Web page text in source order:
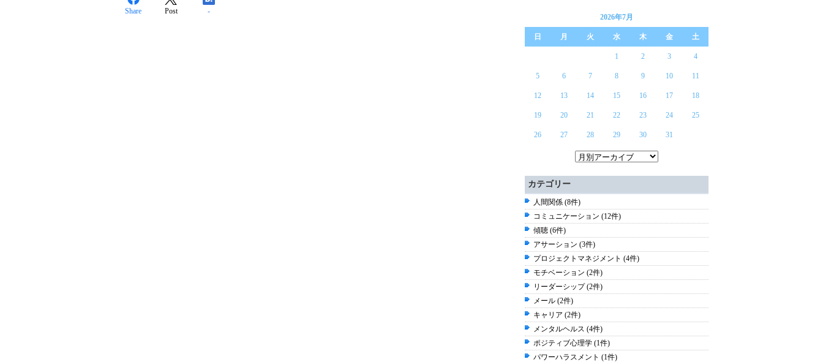
Share Post -
2026年7月
日 月 火 水 木 金 土
1 2 3 4
5 6 7 8 9 10 11
12 13 14 15 16 17 18
19 20 21 22 23 24 25
26 27 28 29 30 31
カテゴリー
人間関係 (8件)
コミュニケーション (12件)
傾聴 (6件)
アサーション (3件)
プロジェクトマネジメント (4件)
モチベーション (2件)
リーダーシップ (2件)
メール (2件)
キャリア (2件)
メンタルヘルス (4件)
ポジティブ心理学 (1件)
パワーハラスメント (1件)